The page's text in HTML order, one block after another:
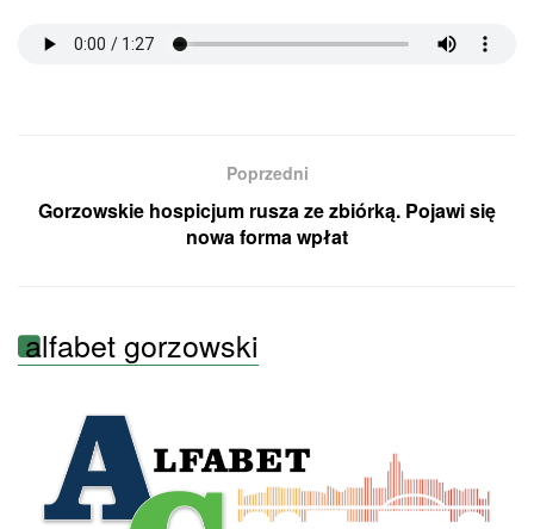
Poprzedni
Gorzowskie hospicjum rusza ze zbiórką. Pojawi się
nowa forma wpłat
alfabet gorzowski